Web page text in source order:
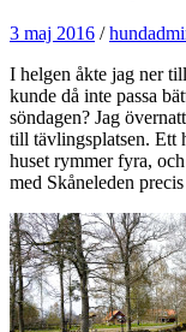
3 maj 2016 /
I helgen åkte jag ner
kunde då inte passa
söndagen? Jag
till tävlingsplatsen. Ett
huset rymmer fyra,
med Skåneleden